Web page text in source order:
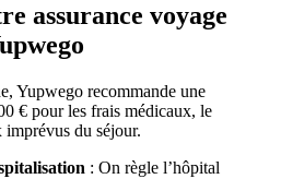
assurance voyage
Yupwego recommande une
€ pour les frais médicaux, le
du séjour.
: On règle l’hôpital